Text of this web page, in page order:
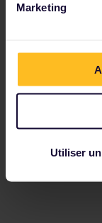
Marketing
Utiliser